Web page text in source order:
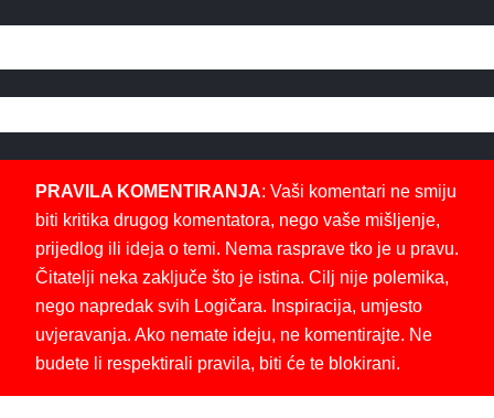
PRAVILA KOMENTIRANJA: Vaši komentari ne smiju
biti kritika drugog komentatora, nego vaše mišljenje,
prijedlog ili ideja o temi. Nema rasprave tko je u pravu.
Čitatelji neka zaključe što je istina. Cilj nije polemika,
nego napredak svih Logičara. Inspiracija, umjesto
uvjeravanja. Ako nemate ideju, ne komentirajte. Ne
budete li respektirali pravila, biti će te blokirani.